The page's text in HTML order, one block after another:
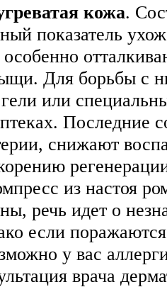
кожа.
показатель
Для борьбы с
или
Последние
снижают
из настоя
речь идет о
если
у вас
врача